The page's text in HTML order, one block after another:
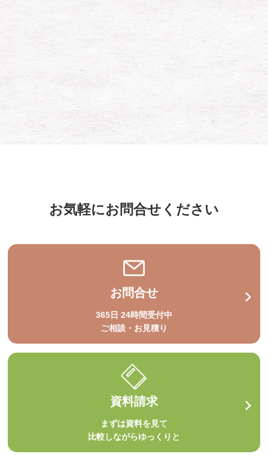
お気軽にお問合せください
お問合せ
365日 24時間受付中
ご相談・お見積り
資料請求
まずは資料を見て
比較しながらゆっくりと